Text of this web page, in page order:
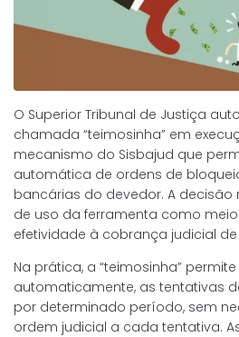
O Superior Tribunal de Justiça
chamada “teimosinha” em
mecanismo do Sisbajud que
automática de ordens de
bancárias do devedor. A
de uso da ferramenta como
efetividade à cobrança judicial
Na prática, a “teimosinha”
automaticamente, as tentativas
por determinado período, sem
ordem judicial a cada tentativa.